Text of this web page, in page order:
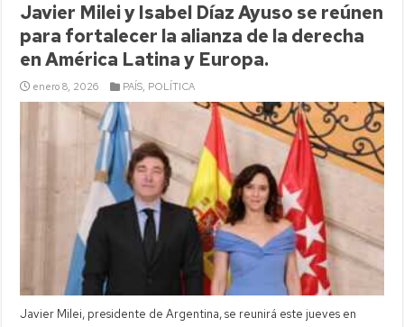
Javier Milei y Isabel Díaz Ayuso se reúnen
para fortalecer la alianza de la derecha
en América Latina y Europa.
enero 8, 2026 PAÍS, POLÍTICA
Javier Milei, presidente de Argentina, se reunirá este jueves en